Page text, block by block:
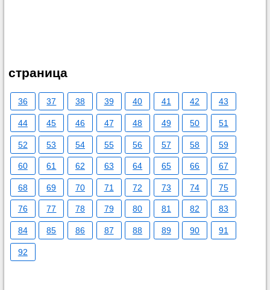
страница
36 37 38 39 40 41 42 43
44 45 46 47 48 49 50 51
52 53 54 55 56 57 58 59
60 61 62 63 64 65 66 67
68 69 70 71 72 73 74 75
76 77 78 79 80 81 82 83
84 85 86 87 88 89 90 91
92